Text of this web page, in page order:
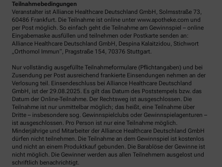
Teilnahmebedingungen
Veranstalter ist Alliance Healthcare Deutschland GmbH, Solmsstraße 73,
60486 Frankfurt. Die Teilnahme ist online unter www.apotheke.com und
per Post möglich. So einfach geht die Teilnahme am Gewinnspiel – online
Eingabemaske ausfüllen und teilnehmen oder Postkarte senden an:
Alliance Healthcare Deutschland GmbH, Despina Kalaitzidou, Stichwort
„Orthomol Immun“, Pragstraße 154, 70376 Stuttgart.
Nur vollständig ausgefüllte Teilnahmeformulare (Pflichtangaben) und bei
Zusendung per Post ausreichend frankierte Einsendungen nehmen an der
Verlosung teil. Einsendeschluss bei Alliance Healthcare Deutschland
GmbH, ist der 29.08.2025. Es gilt das Datum des Poststempels bzw. das
Datum der Online-Teilnahme. Der Rechtsweg ist ausgeschlossen. Die
Teilnahme ist nur unmittelbar möglich; das heißt, eine Teilnahme über
Dritte – insbesondere sog. Gewinnspielclubs oder Gewinnspielagenturen –
ist ausgeschlossen. Pro Person ist nur eine Teilnahme möglich.
Minderjährige und Mitarbeiter der Alliance Healthcare Deutschland GmbH
dürfen nicht teilnehmen. Die Teilnahme an dem Gewinnspiel ist kostenlos
und nicht an einem Produktkauf gebunden. Die Barablöse der Gewinne ist
nicht möglich. Die Gewinner werden aus allen Teilnehmern ausgelost und
schriftlich benachrichtigt.